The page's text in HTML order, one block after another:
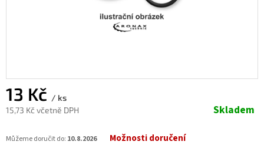
13 Kč / ks
15,73 Kč včetně DPH
cena:
Skladem
Můžeme doručit do: 10.8.2026 Možnosti doručení